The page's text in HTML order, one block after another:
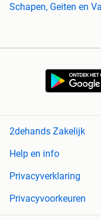
Schapen, Geiten en
2dehands Zakelijk
Help en info
Privacyverklaring
Privacyvoorkeuren